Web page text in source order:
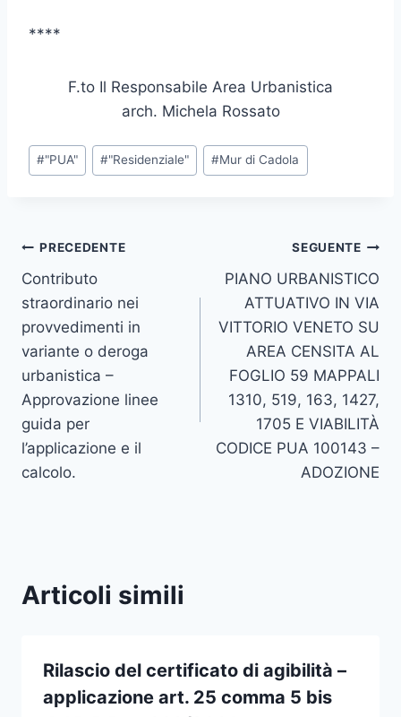
****
F.to Il Responsabile Area Urbanistica
arch. Michela Rossato
Tag
articolo:
#"PUA" #"Residenziale" #Mur di Cadola
Navigazione
articoli
PRECEDENTE
Contributo
straordinario nei
provvedimenti in
variante o deroga
urbanistica –
Approvazione linee
guida per
l’applicazione e il
calcolo.
SEGUENTE
PIANO URBANISTICO
ATTUATIVO IN VIA
VITTORIO VENETO SU
AREA CENSITA AL
FOGLIO 59 MAPPALI
1310, 519, 163, 1427,
1705 E VIABILITÀ
CODICE PUA 100143 –
ADOZIONE
Articoli simili
Rilascio del certificato di agibilità –
applicazione art. 25 comma 5 bis